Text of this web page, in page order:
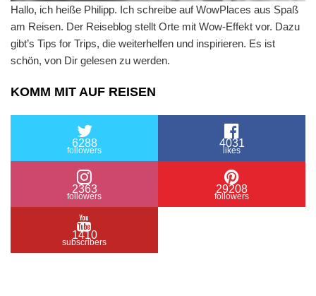
Hallo, ich heiße Philipp. Ich schreibe auf WowPlaces aus Spaß
am Reisen. Der Reiseblog stellt Orte mit Wow-Effekt vor. Dazu
gibt’s Tips for Trips, die weiterhelfen und inspirieren. Es ist
schön, von Dir gelesen zu werden.
KOMM MIT AUF REISEN
6288
followers
4031
likes
2363
followers
29208
followers
1410
subscribers